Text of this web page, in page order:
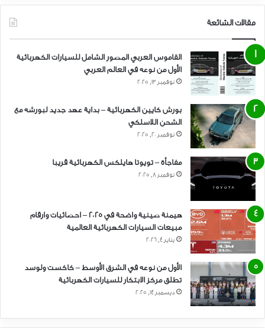
دون تخفيض الأسعار ووضع قوانين مُلزِمة. وفي المقابل، تُظهر تجربة مدينة
«ليوتشو»، التي بدأت تنتقل عدواها سريعاً إلى المناطق المجاورة ومدن
تصبح كبيرة من خلال العمل المخطَّط الذي يضمن تقديم تسهيلات محدودة
التكلفة في مقابل عوائد ملموسة عبر تقليل استهلاك الوقود وتحسين
نوعية الحياة. كما تثبت أن تخفيض أسعار السيارات الكهربائية ممكن مع
زيادة كميات الإنتاج وعدم المبالغة في الفخامة والكماليات.
مصدر صحيفة الشرق الأوسط
المركبات الكهربائية صناعة السيارات الكهربائية
مقالات الشائعة
القاموس العربي المصور الشامل للسيارات الكهربائية
الأول من نوعه في العالم العربي
نوفمبر 13, 2025
بورش كايين الكهربائية – بداية عهد جديد لبورشه مع
الشحن اللاسلكي
نوفمبر 20, 2025
مفاجأة – تويوتا هايلكس الكهربائية قريبا
نوفمبر 8, 2025
هيمنة صينية واضحة في 2025 – احصائيات وارقام
مبيعات السيارات الكهربائية العالمية
يناير 4, 2026
الأول من نوعه في الشرق الأوسط – كاكست ولوسد
تطلق مركز الابتكار للسيارات الكهربائية
ديسمبر 14, 2025